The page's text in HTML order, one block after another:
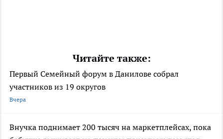
Читайте также:
Первый Семейный форум в Данилове собрал
участников из 19 округов
Вчера
Внучка поднимает 200 тысяч на маркетплейсах, пока